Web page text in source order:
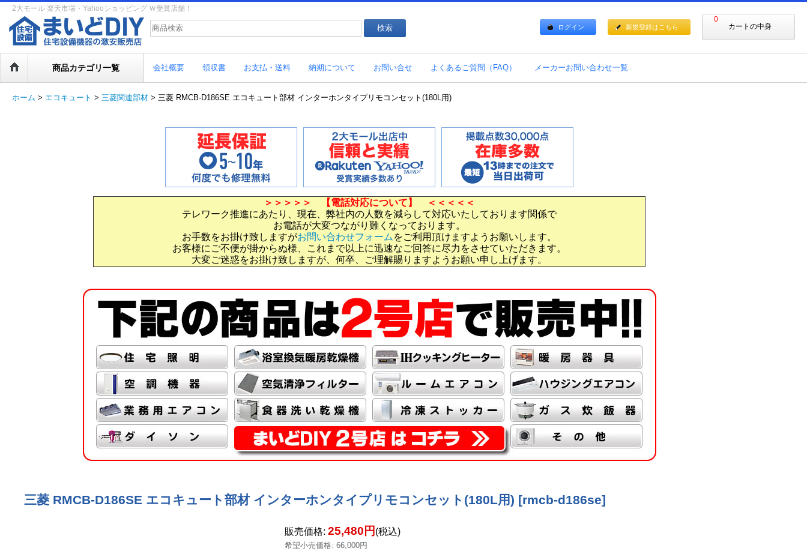
2大モール 楽天市場・Yahooショッピング Ｗ受賞店舗！
0
カートの中身
ログイン 新規登録はこちら
商品カテゴリ一覧 会社概要 領収書 お支払・送料 納期について お問い合せ よくあるご質問（FAQ） メーカーお問い合わせ一覧
ホーム > エコキュート > 三菱関連部材 > 三菱 RMCB-D186SE エコキュート部材 インターホンタイプリモコンセット(180L用)
＞＞＞＞＞ 【電話対応について】 ＜＜＜＜＜
テレワーク推進にあたり、現在、弊社内の人数を減らして対応いたしております関係で
お電話が大変つながり難くなっております。
お手数をお掛け致しますがお問い合わせフォーム をご利用頂けますようお願いします。
お客様にご不便が掛からぬ様、これまで以上に迅速なご回答に尽力をさせていただきます。
大変ご迷惑をお掛け致しますが、何卒、ご理解賜りますようお願い申し上げます。
三菱 RMCB-D186SE エコキュート部材 インターホンタイプリモコンセット(180L用) [rmcb-d186se]
販売価格: 25,480円 (税込)
希望小売価格: 66,000円